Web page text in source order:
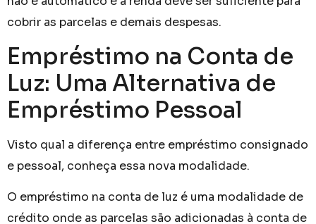
cobrir as parcelas e demais despesas.
Empréstimo na Conta de
Luz: Uma Alternativa de
Empréstimo Pessoal
Visto qual a diferença entre empréstimo consignado
e pessoal, conheça essa nova modalidade.
O empréstimo na conta de luz é uma modalidade de
crédito onde as parcelas são adicionadas à conta de